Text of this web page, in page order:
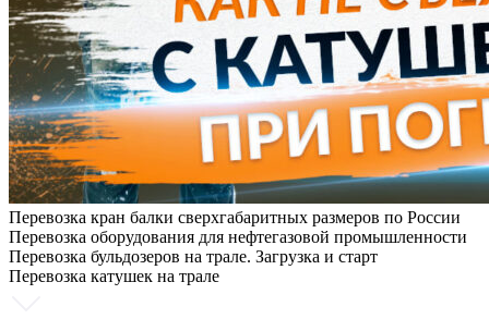
Перевозка кран балки сверхгабаритных размеров по России
Перевозка оборудования для нефтегазовой промышленности
Перевозка бульдозеров на трале. Загрузка и старт
Перевозка катушек на трале